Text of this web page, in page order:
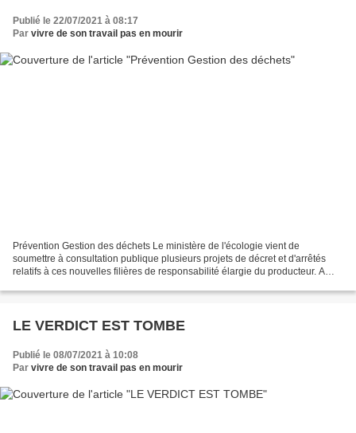
Publié le 22/07/2021 à 08:17
Par vivre de son travail pas en mourir
Prévention Gestion des déchets Le ministère de l'écologie vient de
soumettre à consultation publique plusieurs projets de décret et d'arrêtés
relatifs à ces nouvelles filières de responsabilité élargie du producteur. A
LE VERDICT EST TOMBE
Publié le 08/07/2021 à 10:08
Par vivre de son travail pas en mourir